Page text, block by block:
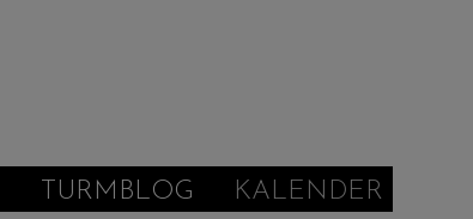
TURMBLOG KALENDER